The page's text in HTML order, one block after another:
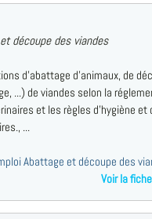
découpe des viandes
d'abattage d'animaux, de
...) de viandes selon la
et les règles d'hygiène et
...
Abattage et découpe des
Voir la